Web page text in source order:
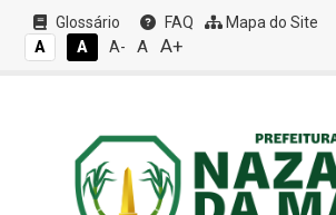
Glossário FAQ Mapa do Site
A
A A- A A+